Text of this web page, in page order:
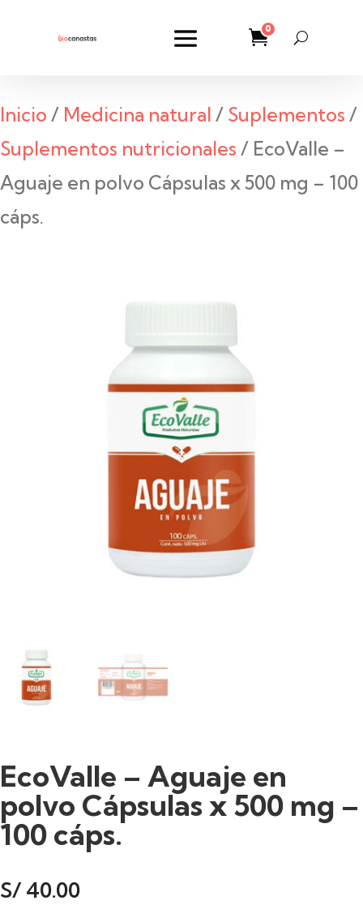
0
Inicio / Medicina natural / Suplementos /
Suplementos nutricionales / EcoValle –
Aguaje en polvo Cápsulas x 500 mg – 100
cáps.
EcoValle – Aguaje en
polvo Cápsulas x 500 mg –
100 cáps.
S/ 40.00